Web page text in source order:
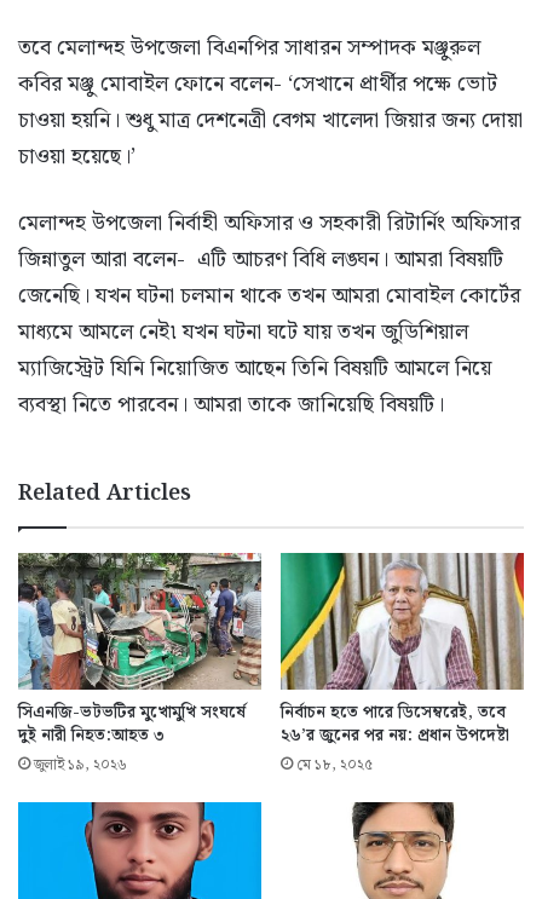
তবে মেলান্দহ উপজেলা বিএনপির সাধারন সম্পাদক মঞ্জুরুল
কবির মঞ্জু মোবাইল ফোনে বলেন- ‘সেখানে প্রার্থীর পক্ষে ভোট
চাওয়া হয়নি। শুধু মাত্র দেশনেত্রী বেগম খালেদা জিয়ার জন্য দোয়া
চাওয়া হয়েছে।’
মেলান্দহ উপজেলা নির্বাহী অফিসার ও সহকারী রিটার্নিং অফিসার
জিন্নাতুল আরা বলেন- এটি আচরণ বিধি লঙ্ঘন। আমরা বিষয়টি
জেনেছি। যখন ঘটনা চলমান থাকে তখন আমরা মোবাইল কোর্টের
মাধ্যমে আমলে নেই৷ যখন ঘটনা ঘটে যায় তখন জুডিশিয়াল
ম্যাজিস্ট্রেট যিনি নিয়োজিত আছেন তিনি বিষয়টি আমলে নিয়ে
ব্যবস্থা নিতে পারবেন। আমরা তাকে জানিয়েছি বিষয়টি।
Related Articles
সিএনজি-ভটভটির মুখোমুখি সংঘর্ষে
দুই নারী নিহত:আহত ৩
জুলাই ১৯, ২০২৬
নির্বাচন হতে পারে ডিসেম্বরেই, তবে
২৬’র জুনের পর নয়: প্রধান উপদেষ্টা
মে ১৮, ২০২৫